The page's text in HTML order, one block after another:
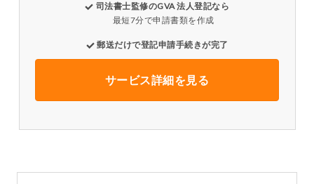
司法書士監修のGVA 法人登記なら
最短7分で申請書類を作成
郵送だけで登記申請手続きが完了
サービス詳細を見る